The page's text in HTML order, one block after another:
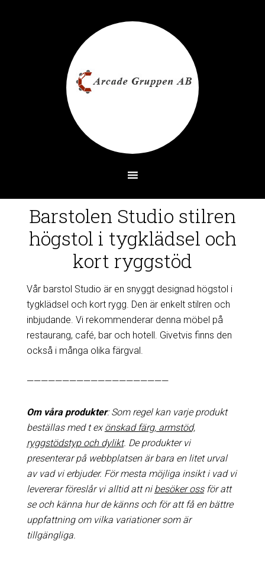
Barstolen Studio stilren
högstol i tygklädsel och
kort ryggstöd
Vår barstol Studio är en snyggt designad högstol i
tygklädsel och kort rygg. Den är enkelt stilren och
inbjudande. Vi rekommenderar denna möbel på
restaurang, café, bar och hotell. Givetvis finns den
också i många olika färgval.
————————————————————
Om våra produkter: Som regel kan varje produkt
beställas med t ex önskad färg, armstöd,
ryggstödstyp och dylikt. De produkter vi
presenterar på webbplatsen är bara en litet urval
av vad vi erbjuder. För mesta möjliga insikt i vad vi
levererar föreslår vi alltid att ni besöker ossför att
se och känna hur de känns och för att få en bättre
uppfattning om vilka variationer som är
tillgängliga.